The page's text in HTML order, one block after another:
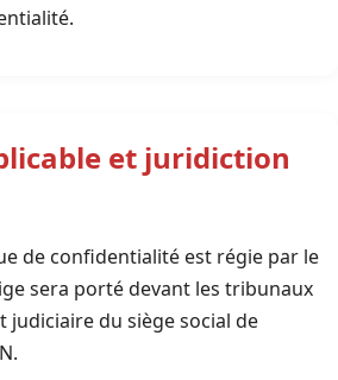
et juridiction
de confidentialité est régie par le
sera porté devant les tribunaux
judiciaire du siège social de